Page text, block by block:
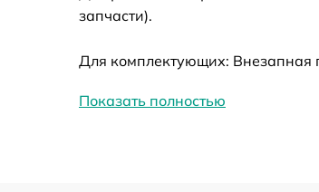
Замена корпуса
запчасти).
Для комплектующих: Внезапная
Показать полностью